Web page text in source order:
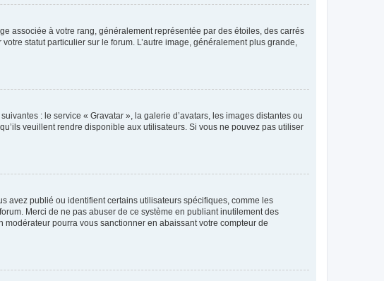
associée à votre rang, généralement représentée par des étoiles, des carrés
statut particulier sur le forum. L’autre image, généralement plus grande,
: le service « Gravatar », la galerie d’avatars, les images distantes ou
veuillent rendre disponible aux utilisateurs. Si vous ne pouvez pas utiliser
avez publié ou identifient certains utilisateurs spécifiques, comme les
Merci de ne pas abuser de ce système en publiant inutilement des
pourra vous sanctionner en abaissant votre compteur de